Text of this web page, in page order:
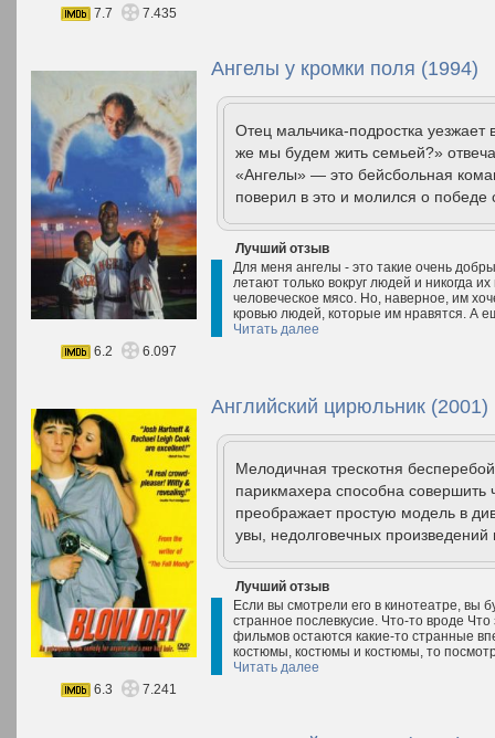
7.7
7.435
Ангелы у кромки поля (1994)
Отец мальчика-подростка
же мы будем жить семьей?»
«Ангелы» — это бейсбольная
поверил в это и молился о победе
Лучший отзыв
Для меня ангелы - это такие очень
летают только вокруг людей и никогда
человеческое мясо. Но, наверное, им
кровью людей, которые им нравятся. А
Читать далее
6.2
6.097
Английский цирюльник (2001)
Мелодичная трескотня
парикмахера способна совершить
преображает простую модель в
увы, недолговечных
Лучший отзыв
Если вы смотрели его в кинотеатре, вы
странное послевкусие. Что-то вроде
фильмов остаются какие-то странные
костюмы, костюмы и костюмы, то
Читать далее
6.3
7.241